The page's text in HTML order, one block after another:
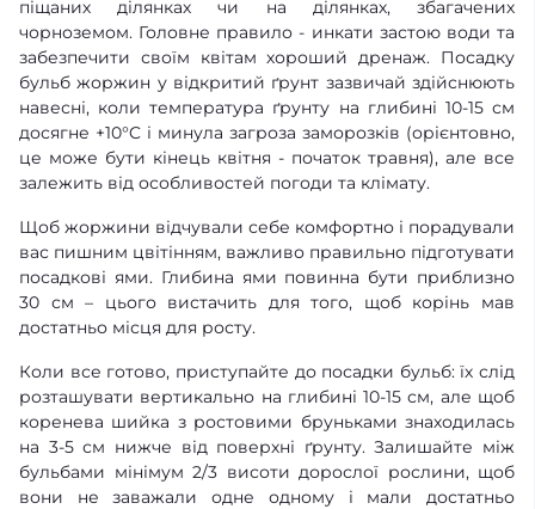
піщаних ділянках чи на ділянках, збагачених
чорноземом. Головне правило - инкати застою води та
забезпечити своїм квітам хороший дренаж. Посадку
бульб жоржин у відкритий ґрунт зазвичай здійснюють
навесні, коли температура ґрунту на глибині 10-15 см
досягне +10°C і минула загроза заморозків (орієнтовно,
це може бути кінець квітня - початок травня), але все
залежить від особливостей погоди та клімату.
Щоб жоржини відчували себе комфортно і порадували
вас пишним цвітінням, важливо правильно підготувати
посадкові ями. Глибина ями повинна бути приблизно
30 см – цього вистачить для того, щоб корінь мав
достатньо місця для росту.
Коли все готово, приступайте до посадки бульб: їх слід
розташувати вертикально на глибині 10-15 см, але щоб
коренева шийка з ростовими бруньками знаходилась
на 3-5 см нижче від поверхні ґрунту. Залишайте між
бульбами мінімум 2/3 висоти дорослої рослини, щоб
вони не заважали одне одному і мали достатньо